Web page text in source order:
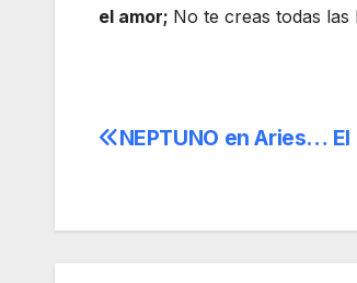
el amor; No te creas todas
Navegación
entradas
NEPTUNO en Aries…